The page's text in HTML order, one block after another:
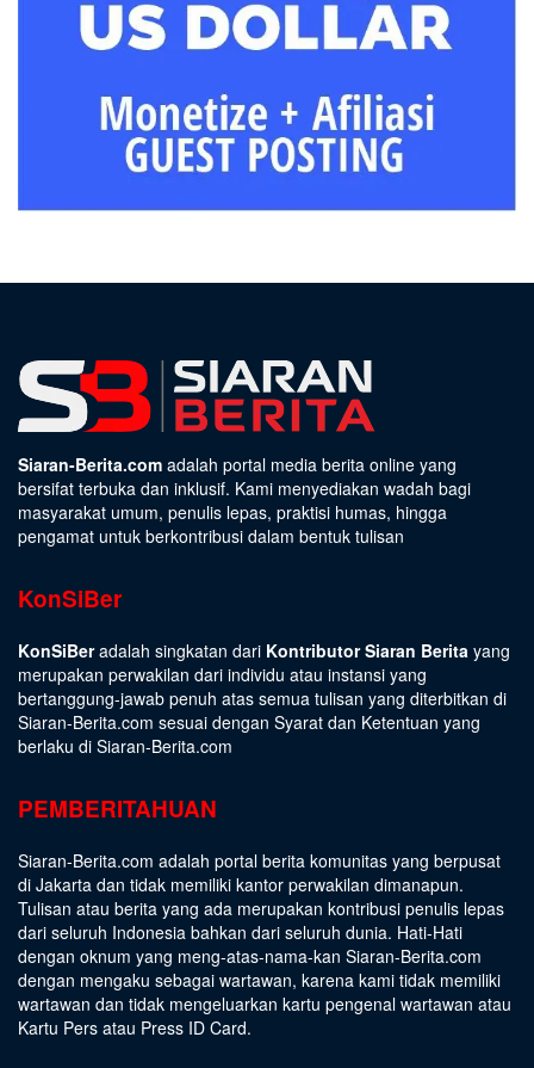
Siaran-Berita.com adalah portal media berita online yang
bersifat terbuka dan inklusif. Kami menyediakan wadah bagi
masyarakat umum, penulis lepas, praktisi humas, hingga
pengamat untuk berkontribusi dalam bentuk tulisan
KonSiBer
KonSiBeradalah singkatan dari Kontributor Siaran Berita yang
merupakan perwakilan dari individu atau instansi yang
bertanggung-jawab penuh atas semua tulisan yang diterbitkan di
Siaran-Berita.com sesuai dengan Syarat dan Ketentuan yang
berlaku di Siaran-Berita.com
PEMBERITAHUAN
Siaran-Berita.com adalah portal berita komunitas yang berpusat
di Jakarta dan tidak memiliki kantor perwakilan dimanapun.
Tulisan atau berita yang ada merupakan kontribusi penulis lepas
dari seluruh Indonesia bahkan dari seluruh dunia. Hati-Hati
dengan oknum yang meng-atas-nama-kan Siaran-Berita.com
dengan mengaku sebagai wartawan, karena kami tidak memiliki
wartawan dan tidak mengeluarkan kartu pengenal wartawan atau
Kartu Pers atau Press ID Card.